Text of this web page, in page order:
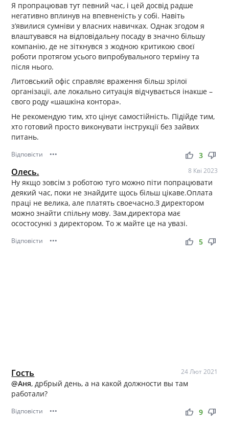
Я пропрацював тут певний час, і цей досвід радше
негативно вплинув на впевненість у собі. Навіть
з’явилися сумніви у власних навичках. Однак згодом я
влаштувався на відповідальну посаду в значно більшу
компанію, де не зіткнувся з жодною критикою своєї
роботи протягом усього випробувального терміну та
після нього.
Литовський офіс справляє враження більш зрілої
організації, але локально ситуація відчувається інакше –
свого роду «шашкіна контора».
Не рекомендую тим, хто цінує самостійність. Підійде тим,
хто готовий просто виконувати інструкції без зайвих
питань.
Відповісти ••• thumb_up thumb_down
3
Олесь. 8 Кві 2023
Ну якщо зовсім з роботою туго можно піти попрацювати
деякий час, поки не знайдите щось більш цікаве.Оплата
праці не велика, але платять своечасно.З директором
можно знайти спільну мову. Зам.директора має
осостосункі з директором. То ж майте це на увазі.
Відповісти ••• thumb_up thumb_down
5
Гость 24 Лют 2021
@Аня, дрбрый день, а на какой должности вы там
работали?
Відповісти ••• thumb_up thumb_down
9